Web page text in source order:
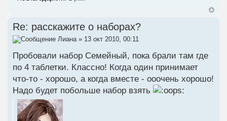
Re: расскажите о наборах?
Лиана» 13 окт 2010, 00:11
Пробовали набор Семейный, пока брали там где
по 4 таблетки. Классно! Когда один принимает
что-то - хорошо, а когда вместе - ооочень хорошо!
Надо будет побольше набор взять